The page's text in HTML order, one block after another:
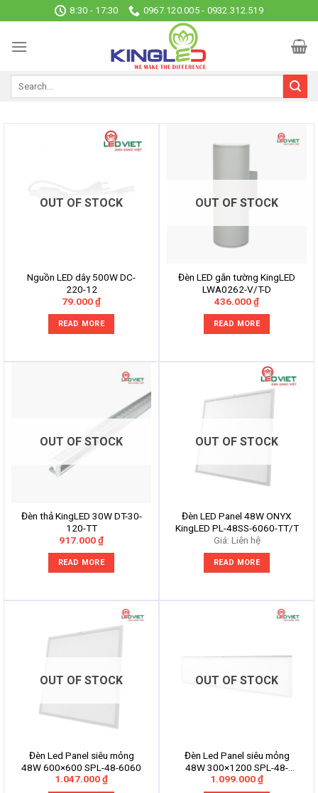
to
content
8:30 - 17:30 0967.120.005 - 0932.312.519
OUT OF STOCK
Nguồn LED dây 500W DC-
220-12
79.000₫
READ MORE
OUT OF STOCK
Đèn LED gắn tường KingLED
LWA0262-V/T-D
436.000₫
READ MORE
OUT OF STOCK
Đèn thả KingLED 30W DT-30-
120-TT
917.000₫
READ MORE
OUT OF STOCK
Đèn LED Panel 48W ONYX
KingLED PL-48SS-6060-TT/T
Giá: Liên hệ
READ MORE
OUT OF STOCK
Đèn Led Panel siêu mỏng
48W 600×600 SPL-48-6060
1.047.000₫
OUT OF STOCK
Đèn Led Panel siêu mỏng
48W 300×1200 SPL-48-
30120
1.099.000₫